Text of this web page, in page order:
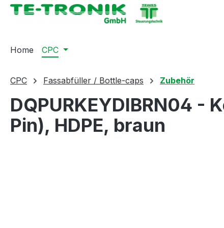
Zur Hauptnavigation springen
Home CPC
CPC Fassabfüller / Bottle-caps Zubehör
DQPURKEYDIBRN04 -
Pin), HDPE, braun